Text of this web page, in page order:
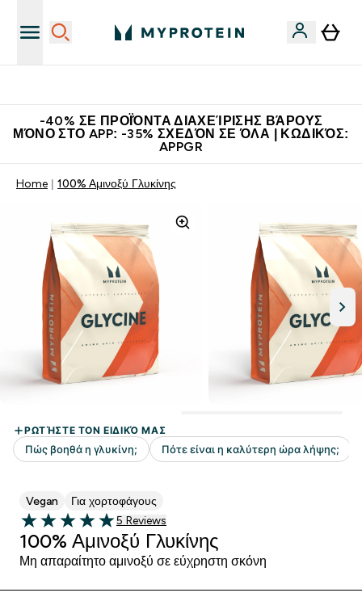
-40% ΣΕ ΠΡΟΪΌΝΤΑ ΔΙΑΧΕΊΡΙΣΗΣ ΒΆΡΟΥΣ
ΜΌΝΟ ΣΤΟ APP: -35% ΣΧΕΔΌΝ ΣΕ ΌΛΑ | ΚΩΔΙΚΌΣ:
APPGR
Home 100% Αμινοξύ Γλυκίνης
Vegan Για χορτοφάγους
5 out of 5 stars
5 customer reviews
5 Reviews
100% Αμινοξύ Γλυκίνης
Μη απαραίτητο αμινοξύ σε εύχρηστη σκόνη